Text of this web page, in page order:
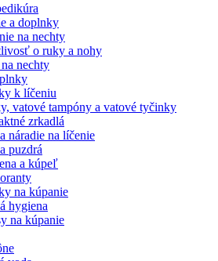
a doplnky
na nechty
o ruky a nohy
nechty
k líčeniu
vatové tampóny a vatové tyčinky
zrkadlá
náradie na líčenie
puzdrá
a kúpeľ
na kúpanie
hygiena
na kúpanie